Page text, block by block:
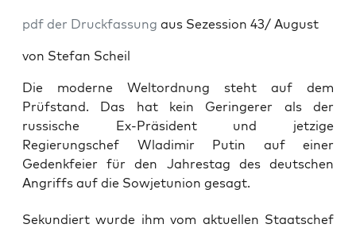
pdf der Druckfassung aus Sezession 43/ August
von Stefan Scheil
Die moderne Weltordnung steht auf dem
Prüfstand. Das hat kein Geringerer als der
russische Ex-Präsident und jetzige
Regierungschef Wladimir Putin auf einer
Gedenkfeier für den Jahrestag des deutschen
Angriffs auf die Sowjetunion gesagt.
Sekun­diert wur­de ihm vom aktu­el­len Staats­chef